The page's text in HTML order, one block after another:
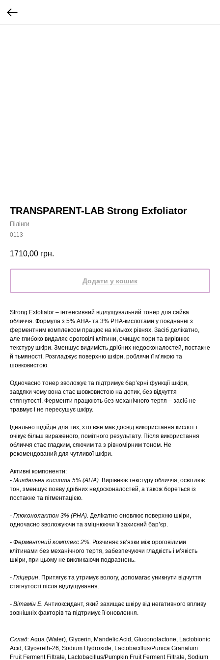
TRANSPARENT-LAB Strong Exfoliator
Пілінги
0113
1710,00 грн.
Додати у кошик
Strong Exfoliator – інтенсивний відлущувальний тонер для сяйва
обличчя. Формула з 5% AHA- та 3% PHA-кислотами у поєднанні з
ферментним комплексом працює на кількох рівнях. Засіб делікатно,
але глибоко видаляє ороговілі клітини, очищує пори та вирівнює
текстуру шкіри. Зменшує видимість дрібних недосконалостей, постакне
й тьмяності. Розгладжує поверхню шкіри, роблячи її м’якою та
шовковистою.
Одночасно тонер зволожує та підтримує бар’єрні функції шкіри,
завдяки чому вона стає шовковистою на дотик, без відчуття
стягнутості. Ферменти працюють без механічного тертя – засіб не
травмує і не пересушує шкіру.
Ідеально підійде для тих, хто вже має досвід використання кислот і
очікує більш вираженого, помітного результату. Після використання
обличчя стає гладким, сяючим та з рівномірним тоном. Не
рекомендований для чутливої шкіри.
Активні компоненти:
- Мигдальна кислота 5% (AHA). Вирівнює текстуру обличчя, освітлює
тон, зменшує появу дрібних недосконалостей, а також бореться із
постакне та пігментацією.
- Глюконолактон 3% (PHA). Делікатно оновлює поверхню шкіри,
одночасно зволожуючи та зміцнюючи її захисний бар’єр.
- Ферментний комплекс 2%. Розчиняє зв’язки між ороговілими
клітинами без механічного тертя, забезпечуючи гладкість і м’якість
шкіри, при цьому не викликаючи подразнень.
- Гліцерин. Притягує та утримує вологу, допомагає уникнути відчуття
стягнутості після відлущування.
- Вітамін Е. Антиоксидант, який захищає шкіру від негативного впливу
зовнішніх факторів та підтримує її оновлення.
Склад: Aqua (Water), Glycerin, Mandelic Acid, Gluconolactone, Lactobionic
Acid, Glycereth-26, Sodium Hydroxide, Lactobacillus/Punica Granatum
Fruit Ferment Filtrate, Lactobacillus/Pumpkin Fruit Ferment Filtrate, Sodium